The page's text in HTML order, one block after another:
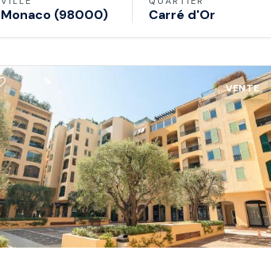
Monaco (98000) Carré d'Or
VENTE